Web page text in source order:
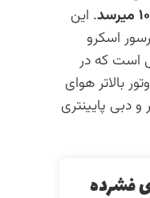
. این
اسکرو
است که در
بالاتر هوای
دبی پایینتری
فشرده